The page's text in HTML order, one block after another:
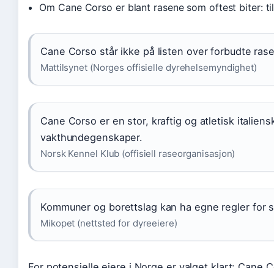
Om Cane Corso er blant rasene som oftest biter:
Cane Corso står ikke på listen over forbudte
Mattilsynet (Norges offisielle dyrehelsemyndighet)
Cane Corso er en stor, kraftig og atletisk
vakthundegenskaper.
Norsk Kennel Klub (offisiell raseorganisasjon)
Kommuner og borettslag kan ha egne regler for
Mikopet (nettsted for dyreeiere)